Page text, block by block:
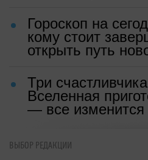
Гороскоп на
кому стоит
открыть путь
Три
Вселенная
— все изменится
ВЫБОР РЕДАКЦИИ